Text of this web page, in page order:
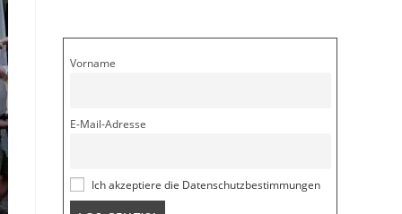
Vorname
E-Mail-Adresse
Ich akzeptiere die Datenschutzbestimmungen